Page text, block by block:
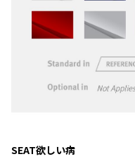
SEAT欲しい病